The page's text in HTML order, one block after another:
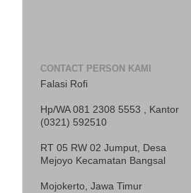
CONTACT PERSON KAMI
Falasi Rofi
Hp/WA 081 2308 5553 , Kantor
(0321) 592510
RT 05 RW 02 Jumput, Desa
Mejoyo Kecamatan Bangsal
Mojokerto, Jawa Timur